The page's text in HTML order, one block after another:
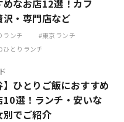
めなお店12選！カフ
沢・専門店など
ランチ
東京ランチ
ひとりランチ
】ひとりご飯におすすめ
10選！ランチ・安いな
別でご紹介